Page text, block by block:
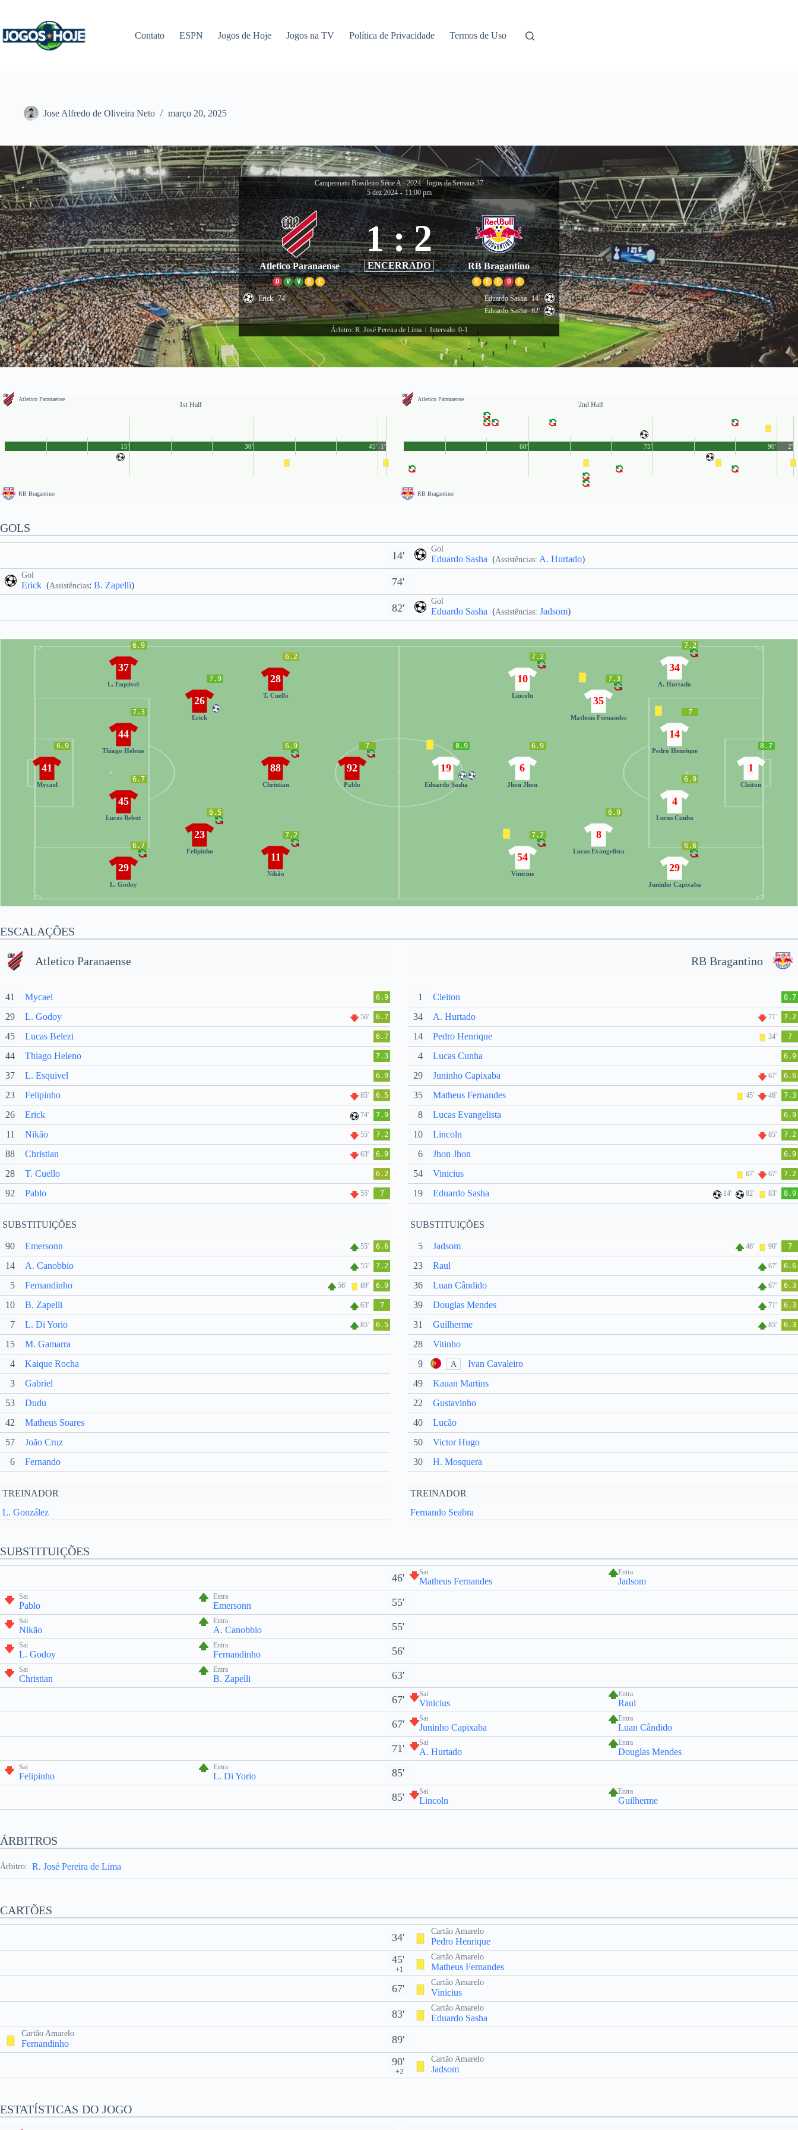
conteúdo
Contato ESPN Jogos de Hoje Jogos na TV Política de Privacidade Termos de Uso
Jose Alfredo de Oliveira Neto março 20, 2025
Campeonato Brasileiro Série A - 2024 Jogos da Semana 37
5 dez 2024 - 11:00 pm
Atletico Paranaense
D V V E E
1 : 2
ENCERRADO RB Bragantino
E E E D E
Erick 74' Eduardo Sasha 14'
Eduardo Sasha 82'
Árbitro: R. José Pereira de Lima Intervalo: 0-1
Atletico Paranaense
1st Half
RB Bragantino
45'
15' 30' 1'
Atletico Paranaense
2nd Half
RB Bragantino
90'
60' 75' 2'
GOLS
14'
Gol
Eduardo Sasha (Assistências: A. Hurtado)
Gol
Erick (Assistências: B. Zapelli) 74'
82'
Gol
Eduardo Sasha (Assistências: Jadsom)
6.9
41
Mycael
6.9
37
L. Esquivel
7.3
44
Thiago Heleno
6.7
45
Lucas Belezi
6.7
29
L. Godoy
7.9
26
Erick
6.5
23
Felipinho
6.2
28
T. Cuello
6.9
88
Christian
7.2
11
Nikão
7
92
Pablo
8.7
1
Cleiton
6.6
29
Juninho Capixaba
6.9
4
Lucas Cunha
7
14
Pedro Henrique
7.2
34
A. Hurtado
6.9
8
Lucas Evangelista
7.3
35
Matheus Fernandes
7.2
54
Vinicius
6.9
6
Jhon Jhon
7.2
10
Lincoln
8.9
19
Eduardo Sasha
ESCALAÇÕES
Atletico Paranaense
41 Mycael 6.9
29 L. Godoy 56' 6.7
45 Lucas Belezi 6.7
44 Thiago Heleno 7.3
37 L. Esquivel 6.9
23 Felipinho 85' 6.5
26 Erick 74' 7.9
11 Nikão 55' 7.2
88 Christian 63' 6.9
28 T. Cuello 6.2
92 Pablo 55' 7
SUBSTITUIÇÕES
90 Emersonn 55' 6.6
14 A. Canobbio 55' 7.2
5 Fernandinho 56' 89' 6.9
10 B. Zapelli 63' 7
7 L. Di Yorio 85' 6.5
15
M. Gamarra
4
Kaique Rocha
3
Gabriel
53
Dudu
42
Matheus Soares
57
João Cruz
6
Fernando
TREINADOR
L. González
RB Bragantino
1 Cleiton 8.7
34 A. Hurtado 71' 7.2
14 Pedro Henrique 34' 7
4 Lucas Cunha 6.9
29 Juninho Capixaba 67' 6.6
35 Matheus Fernandes 45' 46' 7.3
8 Lucas Evangelista 6.9
10 Lincoln 85' 7.2
6 Jhon Jhon 6.9
54 Vinicius 67' 67' 7.2
19 Eduardo Sasha 14' 82' 83' 8.9
SUBSTITUIÇÕES
5 Jadsom 46' 90' 7
23 Raul 67' 6.6
36 Luan Cândido 67' 6.3
39 Douglas Mendes 71' 6.3
31 Guilherme 85' 6.3
28
Vitinho
9
A
Ivan Cavaleiro
49
Kauan Martins
22
Gustavinho
40
Lucão
50
Victor Hugo
30
H. Mosquera
TREINADOR
Fernando Seabra
SUBSTITUIÇÕES
46' Sai
Matheus Fernandes
Entra
Jadsom
Sai
Pablo
Entra
Emersonn 55'
Sai
Nikão
Entra
A. Canobbio 55'
Sai
L. Godoy
Entra
Fernandinho 56'
Sai
Christian
Entra
B. Zapelli 63'
67' Sai
Vinicius
Entra
Raul
67' Sai
Juninho Capixaba
Entra
Luan Cândido
71' Sai
A. Hurtado
Entra
Douglas Mendes
Sai
Felipinho
Entra
L. Di Yorio 85'
85' Sai
Lincoln
Entra
Guilherme
ÁRBITROS
Árbitro: R. José Pereira de Lima
CARTÕES
34'
Cartão Amarelo
Pedro Henrique
45'
+1
Cartão Amarelo
Matheus Fernandes
67'
Cartão Amarelo
Vinicius
83'
Cartão Amarelo
Eduardo Sasha
Cartão Amarelo
Fernandinho
89'
90'
+2
Cartão Amarelo
Jadsom
ESTATÍSTICAS DO JOGO